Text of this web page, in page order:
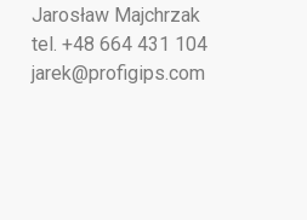
Jarosław Majchrzak
tel. +48 664 431 104
jarek@profigips.com